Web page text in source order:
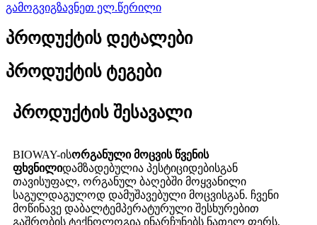
გამოგვიგზავნეთ ელ.წერილი
პროდუქტის დეტალები
პროდუქტის ტეგები
პროდუქტის შესავალი
BIOWAY-ისორგანული მოცვის წვენის
ფხვნილიდამზადებულია პესტიციდებისგან
თავისუფალ, ორგანულ ბაღებში მოყვანილი
საგულდაგულოდ დამუშავებული მოცვისგან. ჩვენი
მოწინავე დაბალტემპერატურული შესხურებით
გაშრობის ტექნოლოგია ინარჩუნებს ნათელ ფერს,